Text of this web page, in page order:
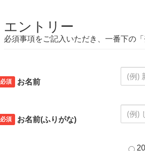
エントリー
必須事項をご記入いただき、一番下の
必須 お名前
必須 お名前(ふりがな)